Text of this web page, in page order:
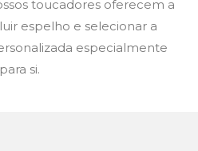
toucadores oferecem a
espelho e selecionar a
especialmente
para si.